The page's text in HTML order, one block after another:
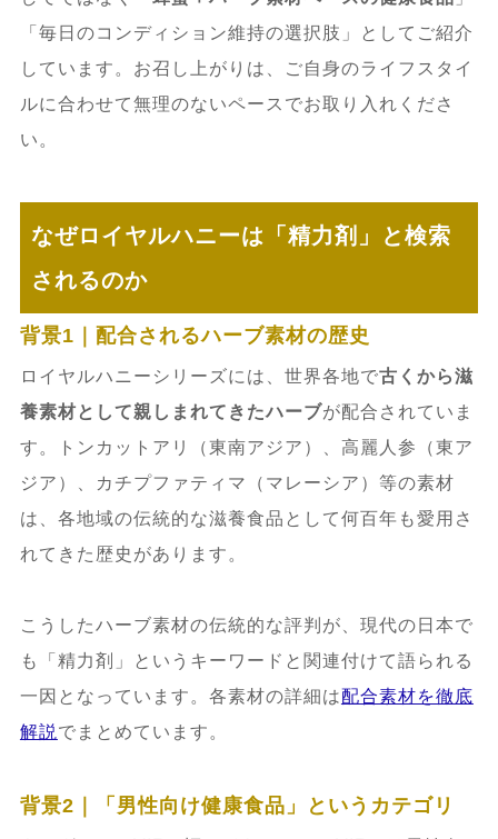
「毎日のコンディション維持の選択肢」としてご紹介
しています。お召し上がりは、ご自身のライフスタイ
ルに合わせて無理のないペースでお取り入れくださ
い。
なぜロイヤルハニーは「精力剤」と検索
されるのか
背景1｜配合されるハーブ素材の歴史
ロイヤルハニーシリーズには、世界各地で古くから滋
養素材として親しまれてきたハーブが配合されていま
す。トンカットアリ（東南アジア）、高麗人参（東ア
ジア）、カチプファティマ（マレーシア）等の素材
は、各地域の伝統的な滋養食品として何百年も愛用さ
れてきた歴史があります。
こうしたハーブ素材の伝統的な評判が、現代の日本で
も「精力剤」というキーワードと関連付けて語られる
一因となっています。各素材の詳細は配合素材を徹底
解説 でまとめています。
背景2｜「男性向け健康食品」というカテゴリ